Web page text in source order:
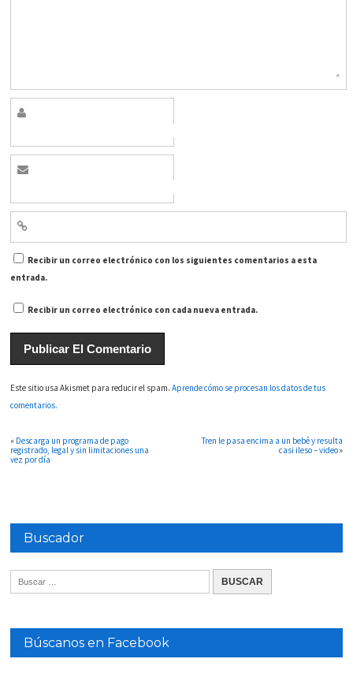
Recibir un correo electrónico con los siguientes comentarios a esta
entrada.
Recibir un correo electrónico con cada nueva entrada.
Este sitio usa Akismet para reducir el spam.Aprende cómo se procesan los datos de tus
comentarios.
« Descarga un programa de pago
registrado, legal y sin limitaciones una
vez por día
Tren le pasa encima a un bebé y resulta
casi ileso – video»
Buscador
Búscanos en Facebook